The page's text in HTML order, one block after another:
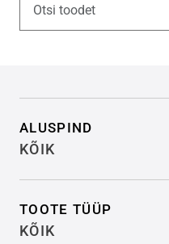
ALUSPIND
KÕIK
TOOTE TÜÜP
KÕIK